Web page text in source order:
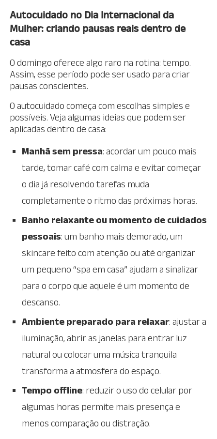
Autocuidado no Dia Internacional da
Mulher: criando pausas reais dentro de
casa
O domingo oferece algo raro na rotina: tempo.
Assim, esse período pode ser usado para criar
pausas conscientes.
O autocuidado começa com escolhas simples e
possíveis. Veja algumas ideias que podem ser
aplicadas dentro de casa:
Manhã sem pressa: acordar um pouco mais
tarde, tomar café com calma e evitar começar
o dia já resolvendo tarefas muda
completamente o ritmo das próximas horas.
Banho relaxante ou momento de cuidados
pessoais: um banho mais demorado, um
skincare feito com atenção ou até organizar
um pequeno “spa em casa” ajudam a sinalizar
para o corpo que aquele é um momento de
descanso.
Ambiente preparado para relaxar: ajustar a
iluminação, abrir as janelas para entrar luz
natural ou colocar uma música tranquila
transforma a atmosfera do espaço.
Tempo offline: reduzir o uso do celular por
algumas horas permite mais presença e
menos comparação ou distração.